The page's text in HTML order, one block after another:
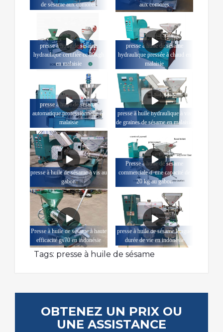
de sésame aux comores
aux comores
presse à huile de sésame
hydraulique certifiée ce 50kgh
en malaisie
presse à huile de sésame
hydraulique pressée à chaud en
malaisie
presse à huile de sésame
automatique professionnelle en
malaisie
presse à huile hydraulique à vis
de graines de sésame en malaisie
presse à huile de sésame à vis au
gabon
Presse à huile de sésame
commerciale d' une capacité de
20 kg au gabon
Presse à huile de sésame à haute
efficacité gs70 en indonésie
presse à huile de sésame longue
durée de vie en indonésie
Tags: presse à huile de sésame
OBTENEZ UN PRIX OU
UNE ASSISTANCE